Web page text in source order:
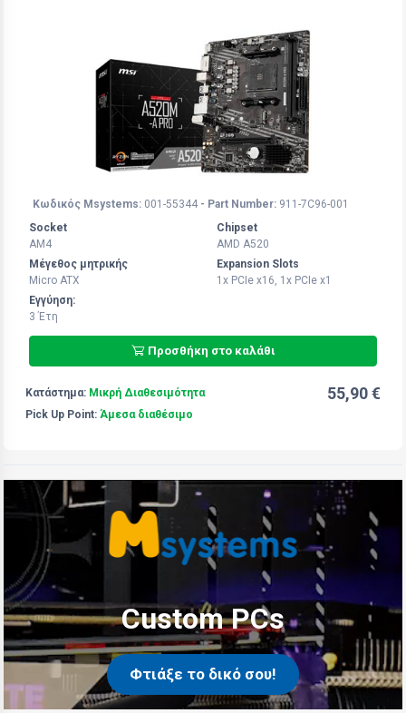
Κωδικός Msystems: 001-55344 - Part Number: 911-7C96-001
Socket
AM4
Chipset
AMD A520
Μέγεθος μητρικής
Micro ATX
Expansion Slots
1x PCIe x16, 1x PCIe x1
Εγγύηση:
3 Έτη
Προσθήκη στο καλάθι
Κατάστημα: Μικρή Διαθεσιμότητα
Pick Up Point: Άμεσα διαθέσιμο
55,90 €
Custom PCs
Φτιάξε το δικό σου!